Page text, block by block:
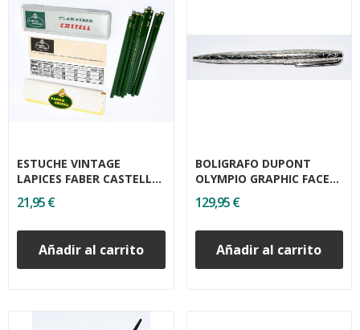
ESTUCHE VINTAGE
LAPICES FABER CASTELL
21,95 €
Añadir al carrito
BOLIGRAFO DUPONT
OLYMPIO GRAPHIC FACET
129,95 €
Añadir al carrito